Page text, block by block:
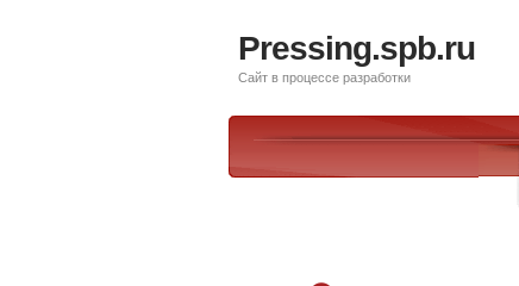
Pressing.spb.ru
Сайт в процессе разработки